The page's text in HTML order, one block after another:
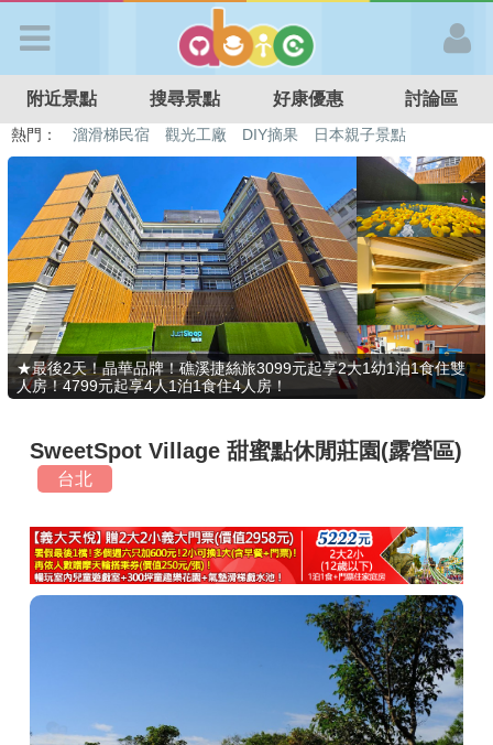
APP登入
首 頁
搜尋景點
好康優惠
最新消息
最新留言
商家合作
附近景點 搜尋景點 好康優惠 討論區
熱門： 溜滑梯民宿 觀光工廠 DIY摘果
日本親子景點
特色遊戲場
親子住房優惠 台北親子餐廳 溫泉泡湯SPA
★最後2天！晶華品牌！礁溪捷絲旅3099元起享2大1幼1泊1食住雙
人房！4799元起享4人1泊1食住4人房！
SweetSpot Village 甜蜜點休閒莊園(露營區)
台北